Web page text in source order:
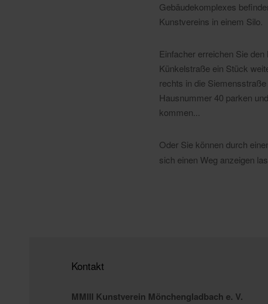
Gebäudekomplexes
Kunstvereins in einem Silo.
Einfacher erreichen Sie
Künkelstraße ein Stück
rechts in die
Hausnummer 40 parken
kommen...
Oder Sie können durch
sich einen Weg anzeigen
Kontakt
MMIII Kunstverein Mönchengladbach e. V.